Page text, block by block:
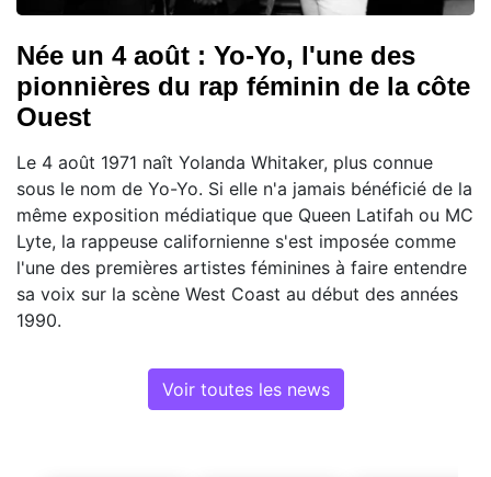
Née un 4 août : Yo-Yo, l'une des
pionnières du rap féminin de la côte
Ouest
Le 4 août 1971 naît Yolanda Whitaker, plus connue
sous le nom de Yo-Yo. Si elle n'a jamais bénéficié de la
même exposition médiatique que Queen Latifah ou MC
Lyte, la rappeuse californienne s'est imposée comme
l'une des premières artistes féminines à faire entendre
sa voix sur la scène West Coast au début des années
1990.
Voir toutes les news